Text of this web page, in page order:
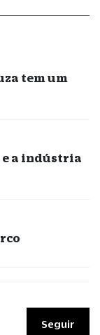
tem um
e a indústria
Seguir